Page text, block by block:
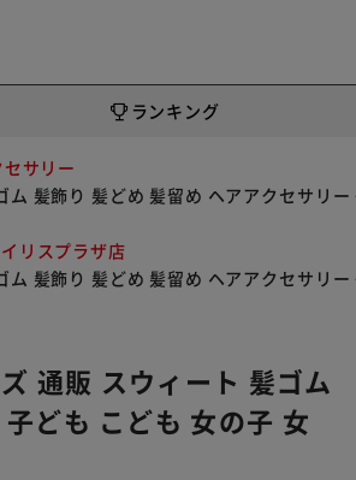
ランキング
サリー
髪飾り 髪どめ 髪留め ヘアアクセサリ
リスプラザ店
髪飾り 髪どめ 髪留め ヘアアクセサリ
通販 スウィート 髪ゴム
ども こども 女の子 女